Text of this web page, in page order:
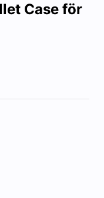
Case för